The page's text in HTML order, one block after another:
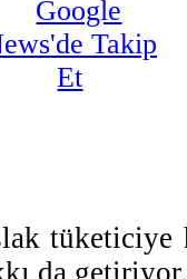
tüketiciye
da getiriyor.